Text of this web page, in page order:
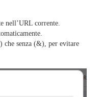
nell’URL corrente.
che senza (&), per evitare